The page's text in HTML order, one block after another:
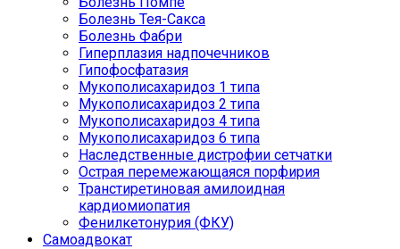
Болезнь Тея-Сакса
Болезнь Фабри
Гиперплазия надпочечников
Гипофосфатазия
Мукополисахаридоз 1 типа
Мукополисахаридоз 2 типа
Мукополисахаридоз 4 типа
Мукополисахаридоз 6 типа
Наследственные дистрофии сетчатки
Острая перемежающаяся порфирия
Транстиретиновая амилоидная
кардиомиопатия
Фенилкетонурия (ФКУ)
Самоадвокат